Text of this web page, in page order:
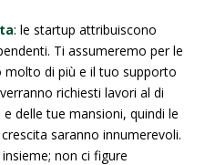
: le startup attribuiscono
Ti assumeremo per le
di più e il tuo supporto
richiesti lavori al di
delle tue mansioni, quindi le
saranno innumerevoli.
non ci figure